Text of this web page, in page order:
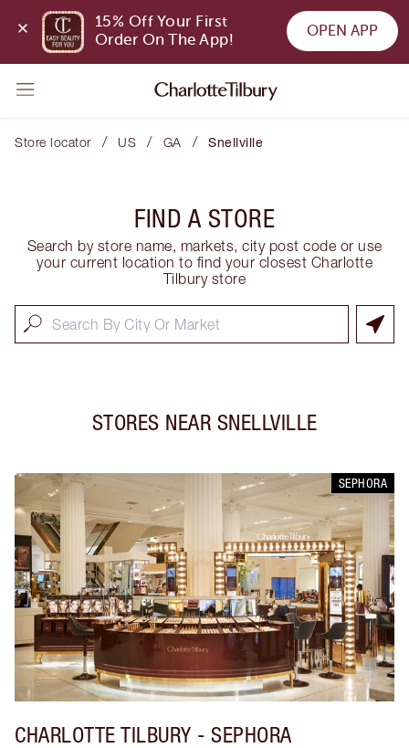
15% Off Your First
Order On The App!
OPEN APP
Store locator / US / GA / Snellville
FIND A STORE
Search by store name, markets, city post code or use
your current location to find your closest Charlotte
Tilbury store
STORES NEAR SNELLVILLE
SEPHORA
CHARLOTTE TILBURY - SEPHORA